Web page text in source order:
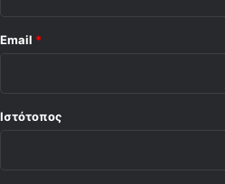
Email *
Ιστότοπος